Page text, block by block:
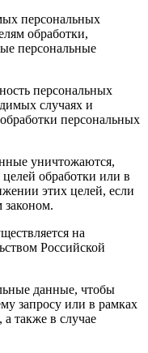
персональных
обработки,
персональные
персональных
случаях и
персональных
уничтожаются,
обработки или в
этих целей, если
на
Российской
данные, чтобы
запросу или в рамках
также в случае